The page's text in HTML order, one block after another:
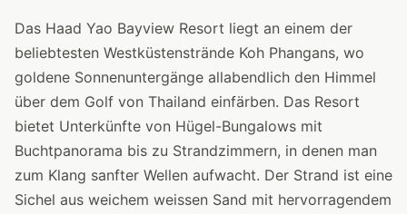
Das Haad Yao Bayview Resort liegt an einem der
beliebtesten Westküstenstrände Koh Phangans, wo
goldene Sonnenuntergänge allabendlich den Himmel
über dem Golf von Thailand einfärben. Das Resort
bietet Unterkünfte von Hügel-Bungalows mit
Buchtpanorama bis zu Strandzimmern, in denen man
zum Klang sanfter Wellen aufwacht. Der Strand ist eine
Sichel aus weichem weissen Sand mit hervorragendem